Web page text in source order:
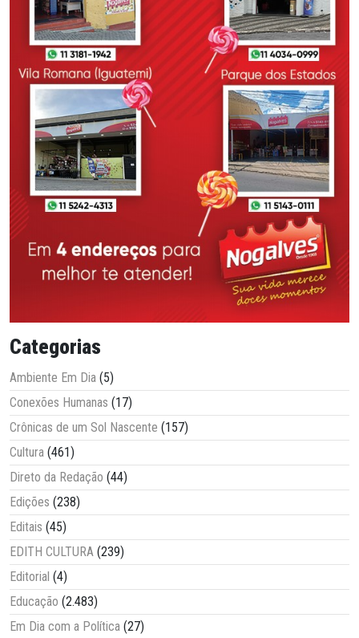
Categorias
Ambiente Em Dia (5)
Conexões Humanas (17)
Crônicas de um Sol Nascente (157)
Cultura (461)
Direto da Redação (44)
Edições (238)
Editais (45)
EDITH CULTURA (239)
Editorial (4)
Educação (2.483)
Em Dia com a Política (27)